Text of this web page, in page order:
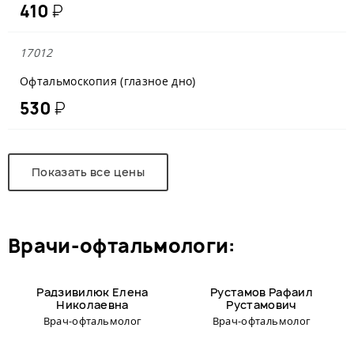
410 ₽
17012
Офтальмоскопия (глазное дно)
530 ₽
Показать все цены
врачи-офтальмологи:
Радзивилюк Елена
Николаевна
Врач-офтальмолог
Рустамов Рафаил
Рустамович
Врач-офтальмолог